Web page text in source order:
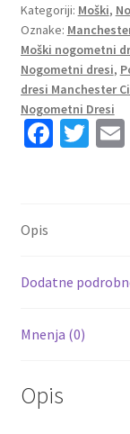
Gostujoči
2023
Kratek
Rokav
+
Kratke
hlače
Kategoriji: Moški,
Oznake:
Moški nogometni
Nogometni dresi,
dresi Manchester
Nogometni Dresi
Fa
k
T
Opis
Dodatne
Mnenja (0)
Opis